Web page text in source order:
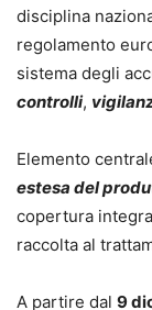
disciplina
regolamento
sistema degli
controlli,
Elemento
estesa del
copertura
raccolta al
A partire dal 9